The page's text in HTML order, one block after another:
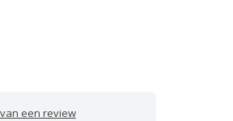
een review